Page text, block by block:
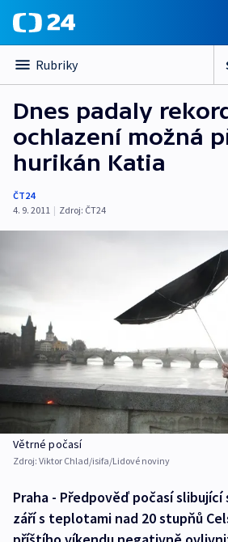
Rubriky
Dnes padaly
ochlazení možná
hurikán Katia
ČT24
4. 9. 2011 | Zdroj: ČT24
Větrné počasí
Zdroj: Viktor Chlad/isifa/Lidové noviny
Praha - Předpověď počasí
září s teplotami nad 20 stupňů